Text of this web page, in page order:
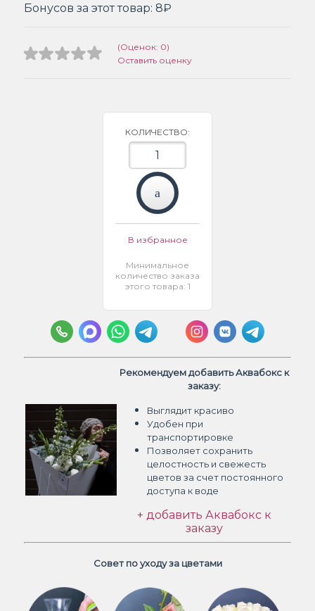
Бонусов за этот товар: 8₽
(Оценок: 0)
Оставить оценку
КОЛИЧЕСТВО:
В избранное
Минимальное
количество заказа
этого товара: 1
Рекомендуем добавить Аквабокс к
заказу:
Выглядит красиво
Удобен при
транспортировке
Позволяет сохранить
целостность и свежесть
цветов за счет постоянного
доступа к воде
+ добавить Аквабокс к
заказу
Совет по уходу за цветами